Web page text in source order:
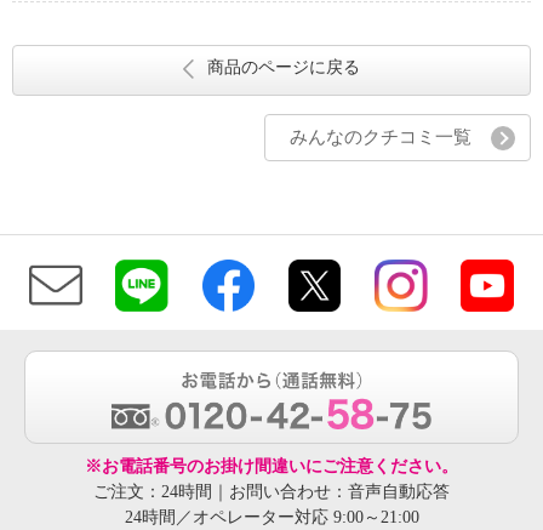
商品のページに戻る
みんなのクチコミ一覧
※お電話番号のお掛け間違いにご注意ください。
ご注文：24時間｜お問い合わせ：音声自動応答
24時間／オペレーター対応 9:00～21:00